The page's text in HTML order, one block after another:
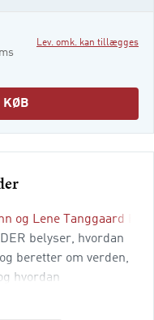
rammer og
Lev. omk. kan tillægges
KØB
og Lene Tanggaard
belyser, hvordan
beretter om verden,
hvordan